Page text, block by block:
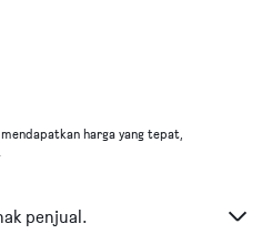
harga yang tepat,
.
penjual.